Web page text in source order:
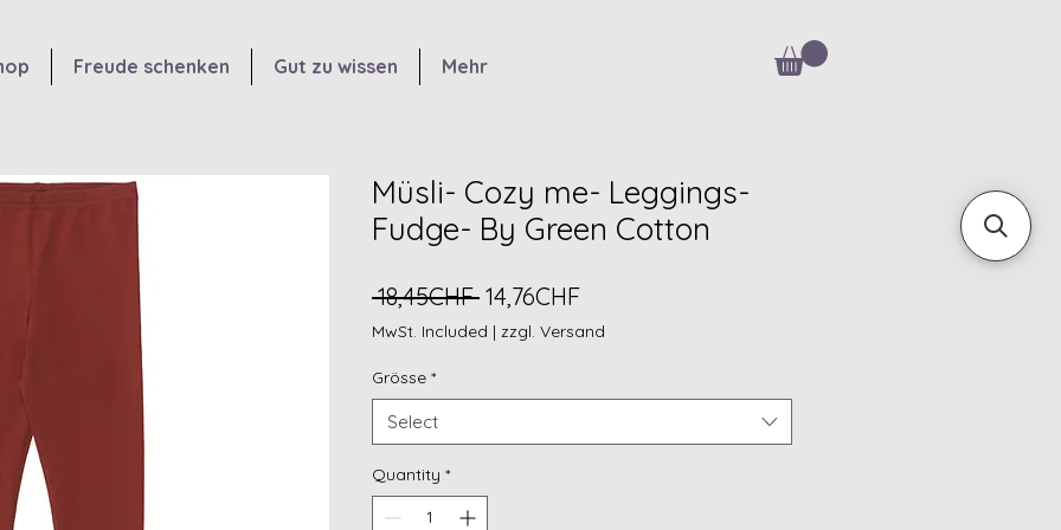
Freude schenken Gut zu wissen Mehr
Müsli- Cozy me- Leggings-
Fudge- By Green Cotton
18,45CHF Regular
Price
14,76CHFSale
Price
MwSt. Included | zzgl. Versand
Grösse *
Select
Quantity *